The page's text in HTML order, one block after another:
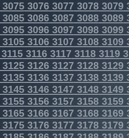
3076307730783079
3086308730883089
3096309730983099
3106310731083109
3116311731183119
3126312731283129
3136313731383139
3146314731483149
31563157 31583159
31663167 31683169
3176317731783179